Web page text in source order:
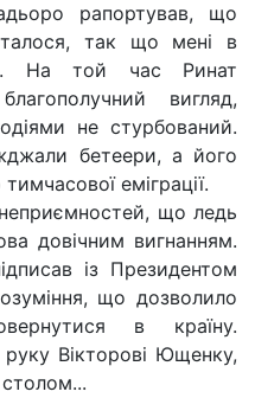
рапортував, що
так що мені в
На той час Ринат
вигляд,
не стурбований.
бетеери, а його
еміграції.
що ледь
довічним вигнанням.
із Президентом
що дозволило
в країну.
Вікторові Ющенку,